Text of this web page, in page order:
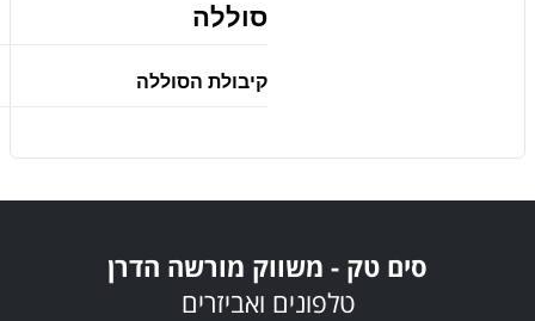
סוללה
קיבולת הסוללה
סים טק - משווק מורשה הדרן
טלפונים ואביזרים